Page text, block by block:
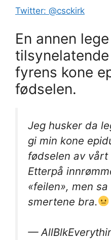
Twitter: @csckirk
En annen
fyrens kone
fødselen.
Jeg husker da
gi min kone
fødselen av
Etterpå
«feilen», men
smertene bra.
—